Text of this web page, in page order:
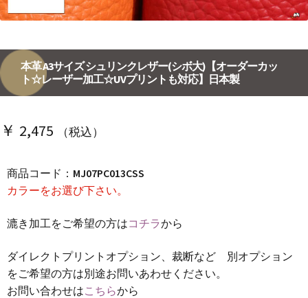
本革 A3サイズ シュリンクレザー(シボ大)【オーダーカッ
ト☆レーザー加工☆UVプリントも対応】日本製
￥ 2,475 （税込）
商品コード： MJ07PC013CSS
カラーをお選び下さい。
漉き加工をご希望の方はコチラから
ダイレクトプリントオプション、裁断など 別オプション
をご希望の方は別途お問いあわせください。
お問い合わせはこちらから